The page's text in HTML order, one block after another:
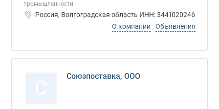
промышленности.
Россия, Волгоградская область ИНН: 3441020246
О компании
Объявления
Союзпоставка, ООО